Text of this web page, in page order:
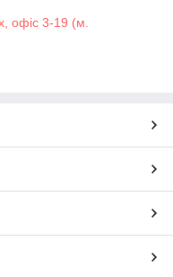
офіс 3-19 (м.